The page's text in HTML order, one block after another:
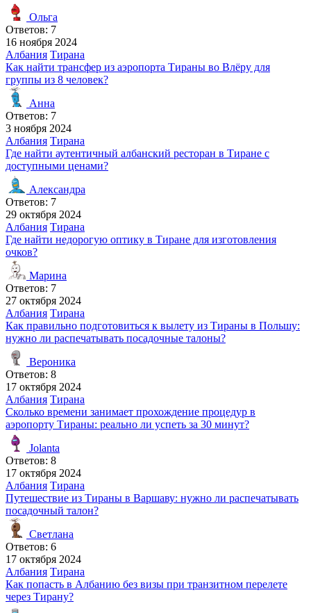
Ольга
Ответов: 7
16 ноября 2024
Албания Тирана
Как найти трансфер из аэропорта Тираны во Влёру для
группы из 8 человек?
Анна
Ответов: 7
3 ноября 2024
Албания Тирана
Где найти аутентичный албанский ресторан в Тиране с
доступными ценами?
Александра
Ответов: 7
29 октября 2024
Албания Тирана
Где найти недорогую оптику в Тиране для изготовления
очков?
Марина
Ответов: 7
27 октября 2024
Албания Тирана
Как правильно подготовиться к вылету из Тираны в Польшу:
нужно ли распечатывать посадочные талоны?
Вероника
Ответов: 8
17 октября 2024
Албания Тирана
Сколько времени занимает прохождение процедур в
аэропорту Тираны: реально ли успеть за 30 минут?
Jolanta
Ответов: 8
17 октября 2024
Албания Тирана
Путешествие из Тираны в Варшаву: нужно ли распечатывать
посадочный талон?
Светлана
Ответов: 6
17 октября 2024
Албания Тирана
Как попасть в Албанию без визы при транзитном перелете
через Тирану?